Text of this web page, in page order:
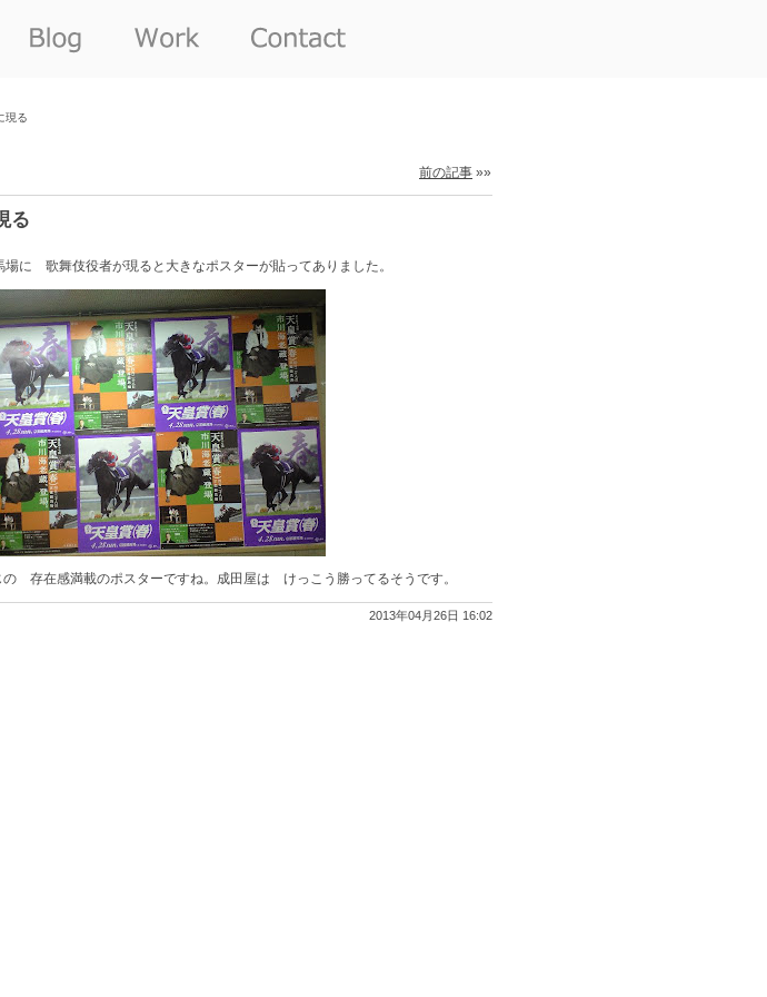
現る
前の記事 »»
る
に 歌舞伎役者が現ると大きなポスターが貼ってありました。
存在感満載のポスターですね。成田屋は けっこう勝ってるそうです。
2013年04月26日 16:02